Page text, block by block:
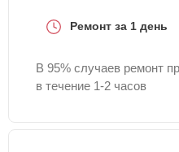
Ремонт за 1 день
В 95% случаев ремонт
в течение 1-2 часов